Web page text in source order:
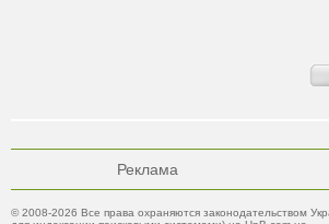
Реклама
© 2008-2026 Все права охраняются законодательством